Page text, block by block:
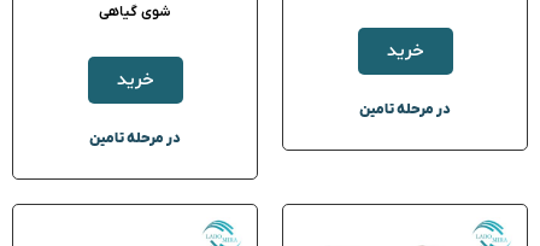
خرید
در مرحله تامین
شوی گیاهی
خرید
در مرحله تامین